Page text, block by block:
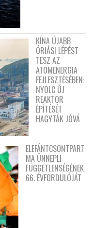
KÍNA ÚJABB
ÓRIÁSI LÉPÉST
TESZ AZ
ATOMENERGIA
FEJLESZTÉSÉBEN:
NYOLC ÚJ
REAKTOR
ÉPÍTÉSÉT
HAGYTÁK JÓVÁ
ELEFÁNTCSONTPART
MA ÜNNEPLI
FÜGGETLENSÉGÉNEK
66. ÉVFORDULÓJÁT